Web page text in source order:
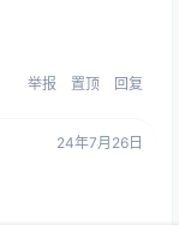
举报 置顶 回复
24年7月26日